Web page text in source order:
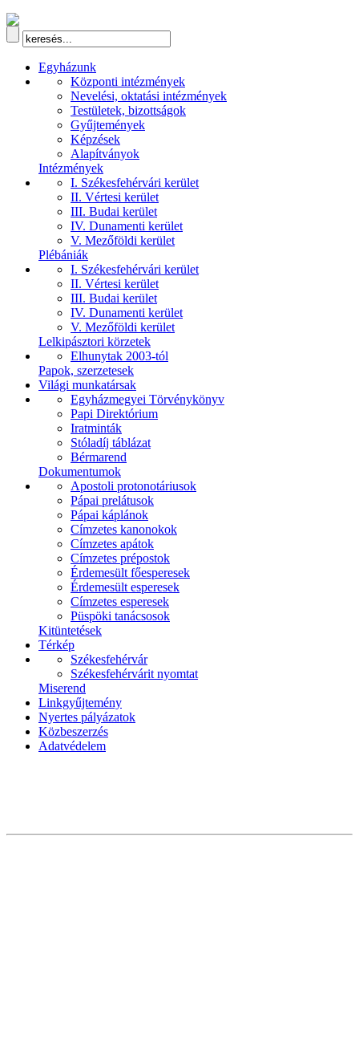
Egyházunk
Központi intézmények
Nevelési, oktatási intézmények
Testületek, bizottságok
Gyűjtemények
Képzések
Alapítványok
Intézmények
I. Székesfehérvári kerület
II. Vértesi kerület
III. Budai kerület
IV. Dunamenti kerület
V. Mezőföldi kerület
Plébániák
I. Székesfehérvári kerület
II. Vértesi kerület
III. Budai kerület
IV. Dunamenti kerület
V. Mezőföldi kerület
Lelkipásztori körzetek
Elhunytak 2003-tól
Papok, szerzetesek
Világi munkatársak
Egyházmegyei Törvénykönyv
Papi Direktórium
Iratminták
Stóladíj táblázat
Bérmarend
Dokumentumok
Apostoli protonotáriusok
Pápai prelátusok
Pápai káplánok
Címzetes kanonokok
Címzetes apátok
Címzetes prépostok
Érdemesült főesperesek
Érdemesült esperesek
Címzetes esperesek
Püspöki tanácsosok
Kitüntetések
Térkép
Székesfehérvár
Székesfehérvárit nyomtat
Miserend
Linkgyűjtemény
Nyertes pályázatok
Közbeszerzés
Adatvédelem